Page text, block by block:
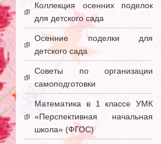
Коллекция осенних поделок
для детского сада
Осенние поделки для
детского сада
Советы по организации
самоподготовки
Математика в 1 классе УМК
«Перспективная начальная
школа» (ФГОС)